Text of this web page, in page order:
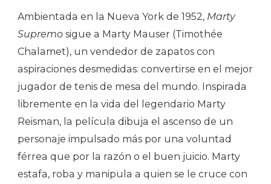
Ambientada en la Nueva York de 1952, Marty
Supremo sigue a Marty Mauser (Timothée
Chalamet), un vendedor de zapatos con
aspiraciones desmedidas: convertirse en el mejor
jugador de tenis de mesa del mundo. Inspirada
libremente en la vida del legendario Marty
Reisman, la película dibuja el ascenso de un
personaje impulsado más por una voluntad
férrea que por la razón o el buen juicio. Marty
estafa, roba y manipula a quien se le cruce con